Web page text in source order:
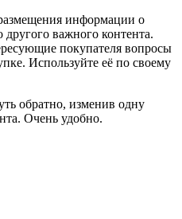
информации о
важного контента.
покупателя вопросы
Используйте её по своему
обратно, изменив одну
Очень удобно.